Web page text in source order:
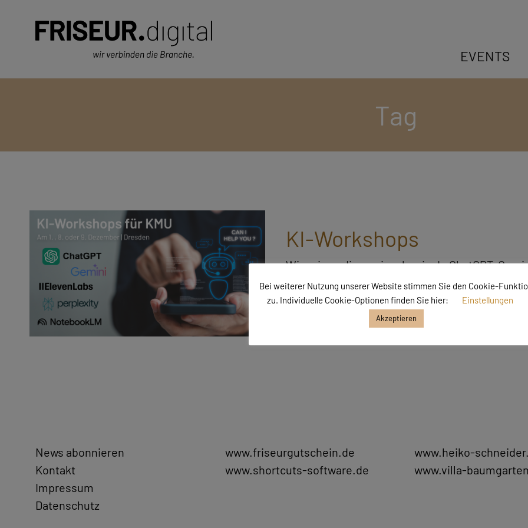
EVENTS
Tag
KI-Workshops
Wir zeigen dir praxisnah, wie du ChatGPT,
gewinnbringend in deinem Unternehmen
Continue Reading
News abonnieren
Kontakt
Impressum
Datenschutz
www.friseurgutschein.de
www.shortcuts-software.de
www.heiko-
www.villa-
Bei weiterer Nutzung unserer Website stimmen Sie den Cookie-
zu. Individuelle Cookie-Optionen finden Sie hier:
Einstellungen
Akzeptieren